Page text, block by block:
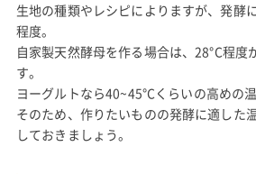
生地の種類やレシピによりますが、発酵
程度。
自家製天然酵母を作る場合は、28°C程度
す。
ヨーグルトなら40~45°Cくらいの高めの
そのため、作りたいものの発酵に適した
しておきましょう。